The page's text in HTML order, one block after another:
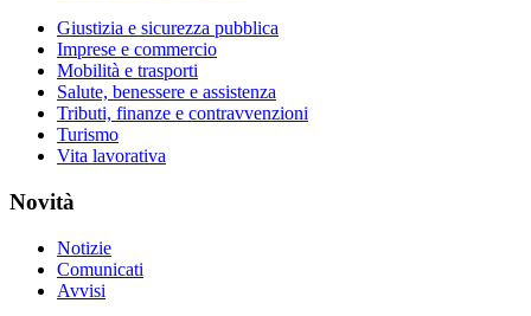
Giustizia e sicurezza pubblica
Imprese e commercio
Mobilità e trasporti
Salute, benessere e assistenza
Tributi, finanze e contravvenzioni
Turismo
Vita lavorativa
Novità
Notizie
Comunicati
Avvisi